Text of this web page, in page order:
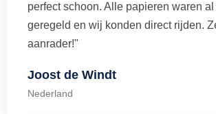
perfect schoon. Alle papieren waren
geregeld en wij konden direct rijden.
aanrader!"
Joost de Windt
Nederland